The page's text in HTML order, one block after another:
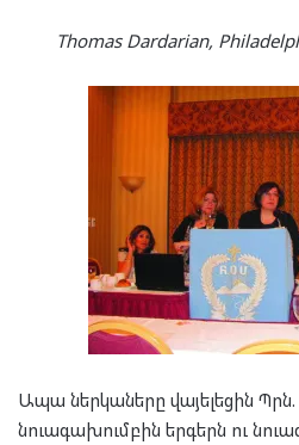
Thomas Dardarian,
Ապա ներ­կա­նե­րը վա­յե­լե­ցին Պրն.
նուա­գա­խում­բին եր­գերն ու